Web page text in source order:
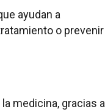
ayudan a
o prevenir
medicina, gracias a